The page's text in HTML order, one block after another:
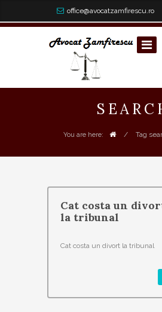
office@avocatzamfirescu.ro
You are here: / Tag
Cat costa un
la tribunal
Cat costa un divort la tribunal